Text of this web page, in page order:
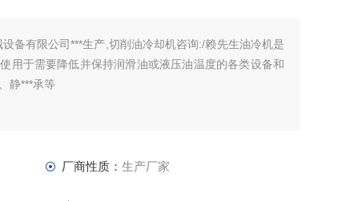
备有限公司***生产,切削油冷却机咨询:/赖先生油冷机是
用于需要降低并保持润滑油或液压油温度的各类设备和
静***承等
厂商性质： 生产厂家